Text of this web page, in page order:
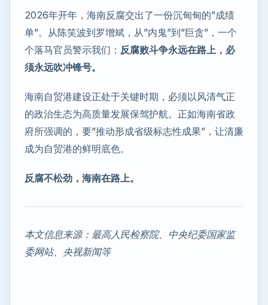
2026年开年，海南反腐交出了一份沉甸甸的”成绩
单”。从陈笑波到罗增斌，从”内鬼”到”巨贪”，一个
个落马官员警示我们： 反腐败斗争永远在路上，必
须永远吹冲锋号。
海南自贸港建设正处于关键时期，必须以风清气正
的政治生态为高质量发展保驾护航。正如海南省政
府所强调的，要”推动形成省级标志性成果”，让清廉
成为自贸港的鲜明底色。
反腐不松劲，海南在路上。
本文信息来源：最高人民检察院、中央纪委国家监
委网站、央视新闻等